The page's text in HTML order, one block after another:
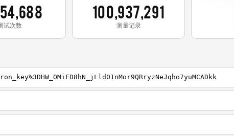
试次数
100,937,291
测量记录